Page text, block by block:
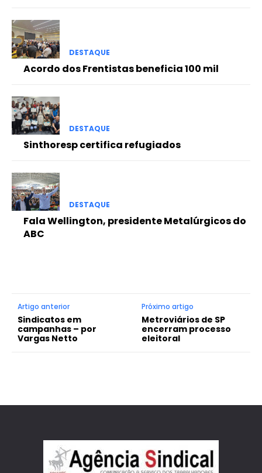
DESTAQUE
Acordo dos Frentistas beneficia 100 mil
DESTAQUE
Sinthoresp certifica refugiados
DESTAQUE
Fala Wellington, presidente Metalúrgicos do
ABC
Artigo anterior
Sindicatos em
campanhas – por
Vargas Netto
Próximo artigo
Metroviários de SP
encerram processo
eleitoral